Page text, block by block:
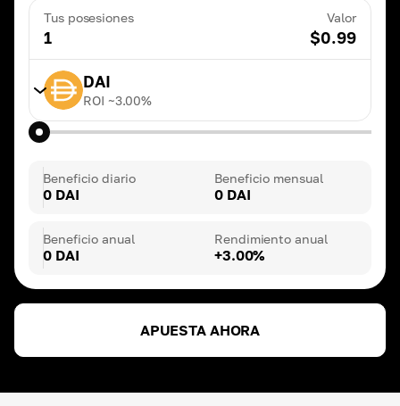
Tus posesiones
1
Valor
$0.99
DAI
ROI ~3.00%
ROI ~3.00%
USDT
Beneficio diario
0 DAI
Beneficio mensual
0 DAI
Beneficio anual
0 DAI
Rendimiento anual
+3.00%
APUESTA AHORA